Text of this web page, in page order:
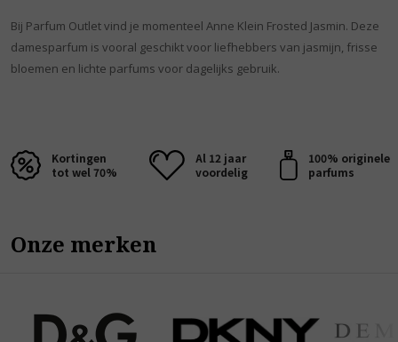
Bij Parfum Outlet vind je momenteel Anne Klein Frosted Jasmin. Deze
damesparfum is vooral geschikt voor liefhebbers van jasmijn, frisse
bloemen en lichte parfums voor dagelijks gebruik.
Kortingen
tot wel 70%
Al 12 jaar
voordelig
100% originele
parfums
Onze merken